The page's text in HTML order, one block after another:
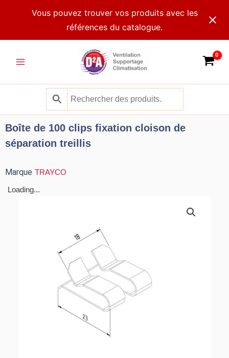
Vous pouvez trouver vos produits avec les
références du catalogue.
Menu
Boîte de 100 clips fixation cloison de
séparation treillis
Marque TRAYCO
Loading...